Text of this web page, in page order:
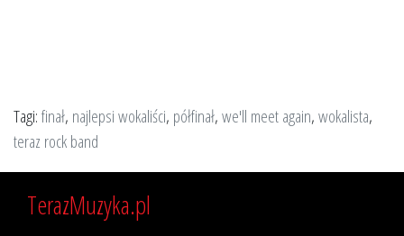
Tagi:finał, najlepsi wokaliści, półfinał,we'll meet again,wokalista,
teraz rock band
TerazMuzyka.pl